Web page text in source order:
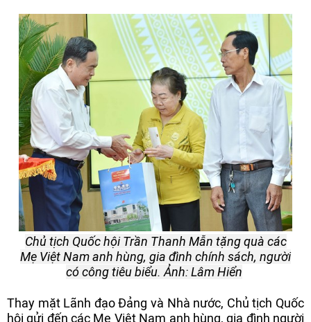
Chủ tịch Quốc hội Trần Thanh Mẫn tặng quà các
Mẹ Việt Nam anh hùng, gia đình chính sách, người
có công tiêu biểu. Ảnh: Lâm Hiển
Thay mặt Lãnh đạo Đảng và Nhà nước, Chủ tịch Quốc
hội gửi đến các Mẹ Việt Nam anh hùng, gia đình người